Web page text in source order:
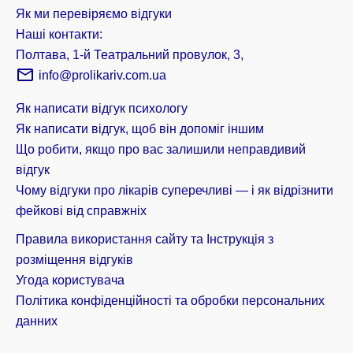
Як ми перевіряємо відгуки
Наші контакти:
Полтава, 1-й Театральний провулок, 3,
info@prolikariv.com.ua
Як написати відгук психологу
Як написати відгук, щоб він допоміг іншим
Що робити, якщо про вас залишили неправдивий
відгук
Чому відгуки про лікарів суперечливі — і як відрізнити
фейкові від справжніх
Правила використання сайту та Інструкція з
розміщення відгуків
Угода користувача
Політика конфіденційності та обробки персональних
данних